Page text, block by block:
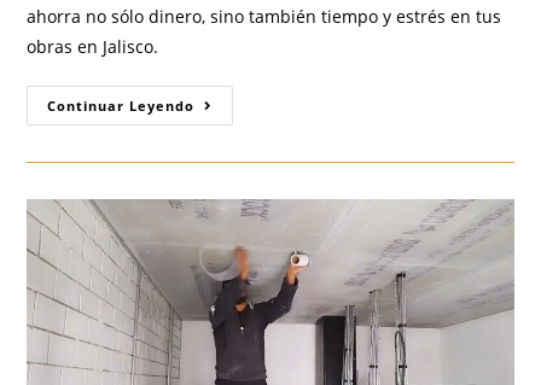
ahorra no sólo dinero, sino también tiempo y estrés en tus
obras en Jalisco.
Continuar Leyendo PIESA
Vs
Libre:
Te
Conviene
Comprar
Tus
Materiales
De
Tablaroca
Construcción
Ligera